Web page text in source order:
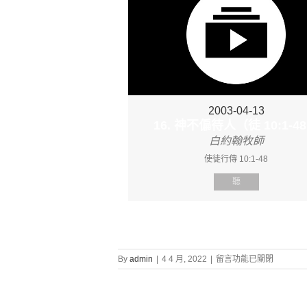
2003-04-13
白約翰牧師
使徒行傳 10:1-48
聽
By admin 4 4 月, 2022
在
〈證
留言功能已關閉